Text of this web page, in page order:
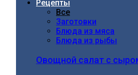
Рецепты
Все
Заготовки
Блюда из мяса
Блюда из рыбы
Овощной салат с